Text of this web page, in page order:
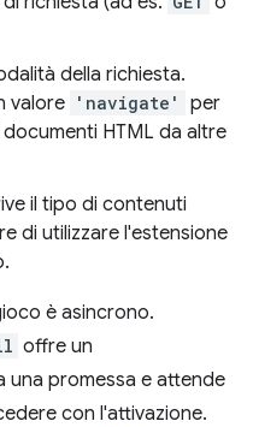
della richiesta.
valore 'navigate'
per
HTML da altre
il tipo di contenuti
di utilizzare l'estensione
è asincrono.
offre un
una promessa e attende
con l'attivazione.